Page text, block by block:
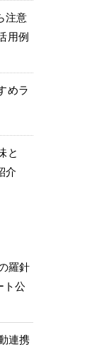
注意
用例
めラ
と
介
羅針
ト公
連携